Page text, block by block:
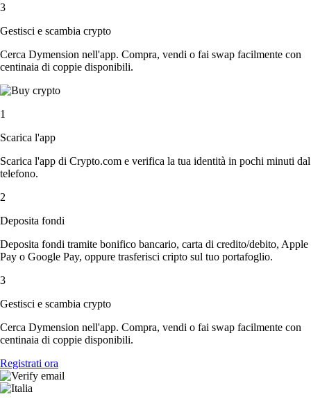
3
Gestisci e scambia crypto
Cerca Dymension nell'app. Compra, vendi o fai swap facilmente con
centinaia di coppie disponibili.
1
Scarica l'app
Scarica l'app di Crypto.com e verifica la tua identità in pochi minuti dal
telefono.
2
Deposita fondi
Deposita fondi tramite bonifico bancario, carta di credito/debito, Apple
Pay o Google Pay, oppure trasferisci cripto sul tuo portafoglio.
3
Gestisci e scambia crypto
Cerca Dymension nell'app. Compra, vendi o fai swap facilmente con
centinaia di coppie disponibili.
Registrati ora